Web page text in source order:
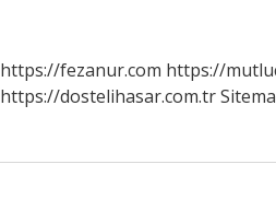
https://fezanur.com https://
https://dostelihasar.com.tr